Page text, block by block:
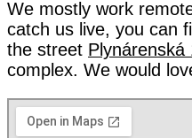
We mostly work
catch us live, you can
the street Plynárenská
complex. We would